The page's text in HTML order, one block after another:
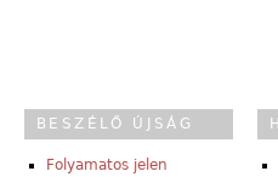
BESZÉLŐ ÚJSÁG
Folyamatos jelen